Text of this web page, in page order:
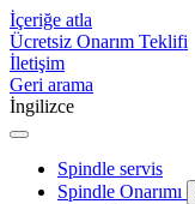
İçeriğe atla
Ücretsiz Onarım Teklifi
İletişim
Geri arama
İngilizce
Spindle servis
Spindle Onarımı